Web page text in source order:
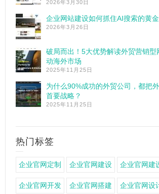
2026年3月30日
企业网站建设如何抓住AI搜索的黄
2026年3月26日
破局而出！5大优势解读外贸营销型
动海外市场
2025年11月25日
为什么90%成功的外贸公司，都把
首要战略？
2025年11月25日
热门标签
企业官网定制 企业官网建设 企业官网建
企业官网开发 企业官网搭建 企业官网设